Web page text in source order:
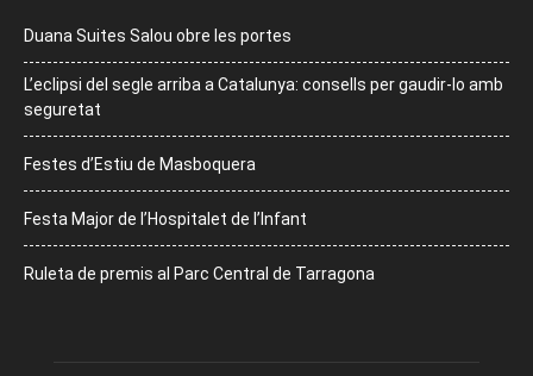
Duana Suites Salou obre les portes
L’eclipsi del segle arriba a Catalunya: consells per gaudir-lo amb
seguretat
Festes d’Estiu de Masboquera
Festa Major de l’Hospitalet de l’Infant
Ruleta de premis al Parc Central de Tarragona